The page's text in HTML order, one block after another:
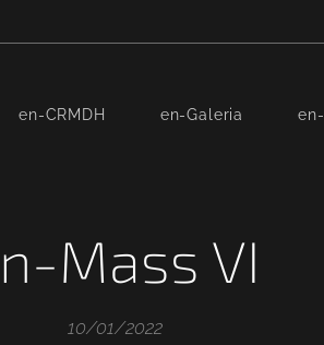
en-CRMDH en-Galeria
Mass VI
10/01/2022